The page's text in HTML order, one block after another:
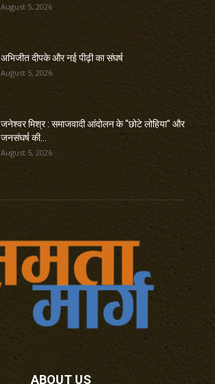
August 5, 2026
अभिजीत दीपके और नई पीढ़ी का संघर्ष
August 5, 2026
जनेश्वर मिश्र : समाजवादी आंदोलन के “छोटे लोहिया” और
जनसंघर्ष की...
August 5, 2026
ABOUT US